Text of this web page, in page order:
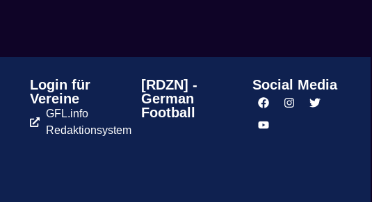
Login für
Vereine
GFL.info
Redaktionsystem
[RDZN] -
German
Football
Social Media